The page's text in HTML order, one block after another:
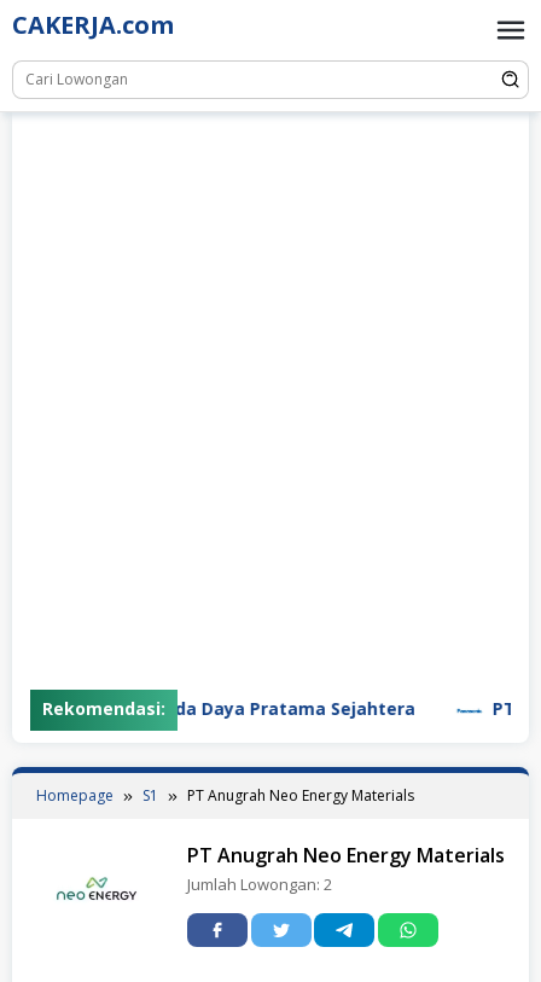
Skip
to
content
CAKERJA.com
Rekomendasi:
PT Garuda Daya Pratama Sejahtera PT
Homepage S1 PT Anugrah Neo Energy Materials
PT Anugrah Neo Energy Materials
Jumlah Lowongan: 2